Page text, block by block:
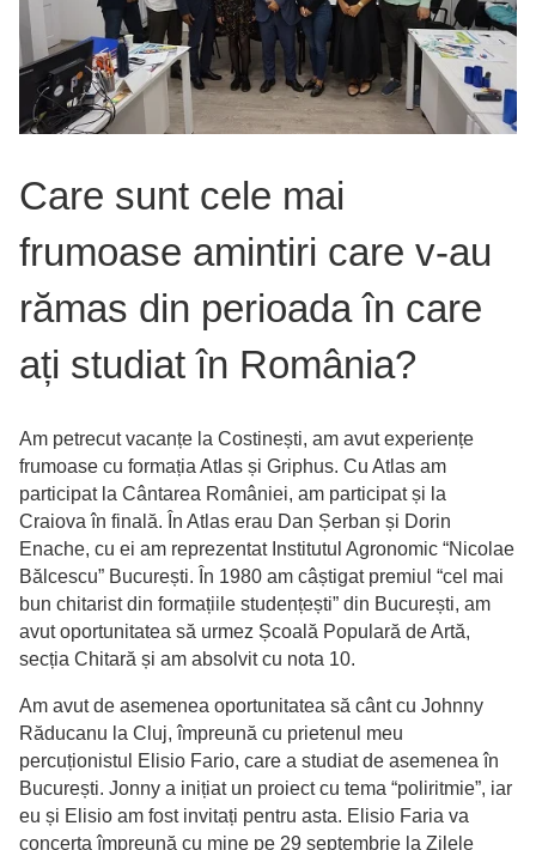
Care sunt cele mai
frumoase amintiri care v-au
rămas din perioada în care
ați studiat în România?
Am petrecut vacanțe la Costinești, am avut experiențe
frumoase cu formația Atlas și Griphus. Cu Atlas am
participat la Cântarea României, am participat și la
Craiova în finală. În Atlas erau Dan Șerban și Dorin
Enache, cu ei am reprezentat Institutul Agronomic “Nicolae
Bălcescu” București. În 1980 am câștigat premiul “cel mai
bun chitarist din formațiile studențești” din București, am
avut oportunitatea să urmez Școală Populară de Artă,
secția Chitară și am absolvit cu nota 10.
Am avut de asemenea oportunitatea să cânt cu Johnny
Răducanu la Cluj, împreună cu prietenul meu
percuționistul Elisio Fario, care a studiat de asemenea în
București. Jonny a inițiat un proiect cu tema “poliritmie”, iar
eu și Elisio am fost invitați pentru asta. Elisio Faria va
concerta împreună cu mine pe 29 septembrie la Zilele